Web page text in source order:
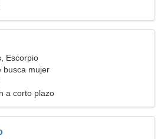
Escorpio
busca mujer
a corto plazo